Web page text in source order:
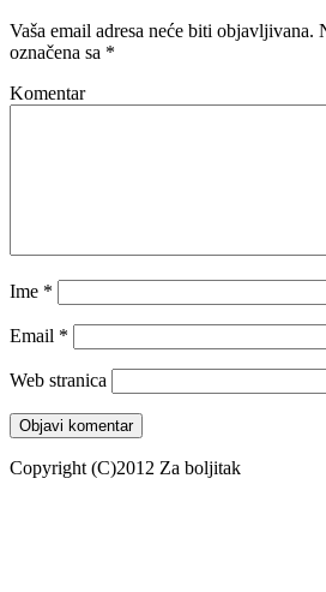
Vaša email adresa neće biti objavljivana.
označena sa *
Komentar
Ime *
Email *
Web stranica
Copyright (C)2012 Za boljitak